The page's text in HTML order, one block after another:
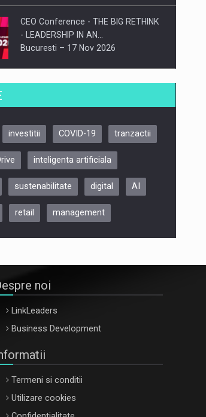
CEO Conference - THE BIG RETHINK
- LEADERSHIP IN AN…
Bucuresti – 17 Nov 2026
Be Inspired. Make it Happen!, CLUJ, 9
ARTEMIS LETO, ORADEA, 8
Oradea – 8 Oct 2026
investitii COVID-19 tranzactii
inteligenta artificiala
sustenabilitate digital AI
retail management
noi
LinkLeaders
Business Development
Termeni si conditii
Utilizare cookies